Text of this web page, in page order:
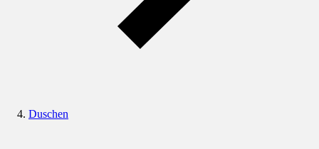
Duschen